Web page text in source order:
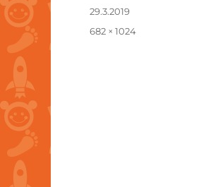
Julkaistu
29.3.2019
Täysikokoinen
682 × 1024